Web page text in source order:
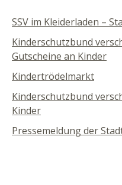
SSV im Kleiderladen –
Kinderschutzbund
Gutscheine an Kinder
Kindertrödelmarkt
Kinderschutzbund
Kinder
Pressemeldung der